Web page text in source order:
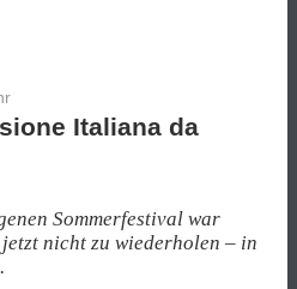
Italiana da
Sommerfestival war
nicht zu wiederholen – in